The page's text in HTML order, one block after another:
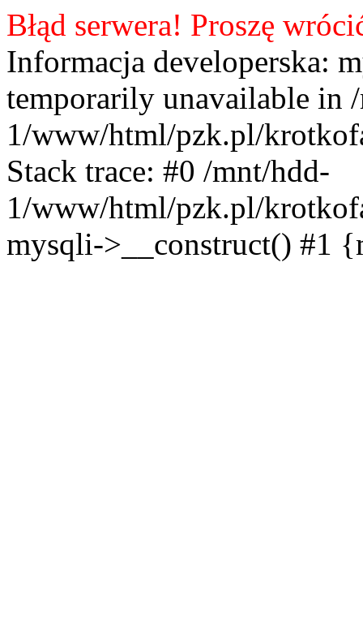
Błąd serwera! Proszę
Informacja developerska:
temporarily unavailable in
1/www/html/pzk.pl/
Stack trace: #0 /mnt/hdd-
1/www/html/pzk.pl/
mysqli->__construct() #1